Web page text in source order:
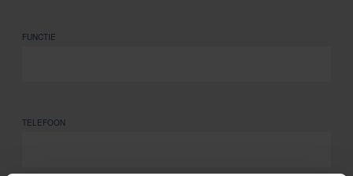
FUNCTIE
TELEFOON